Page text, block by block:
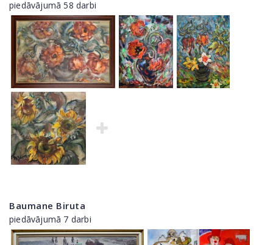
piedāvājumā 58 darbi
Baumane Biruta
piedāvājumā 7 darbi